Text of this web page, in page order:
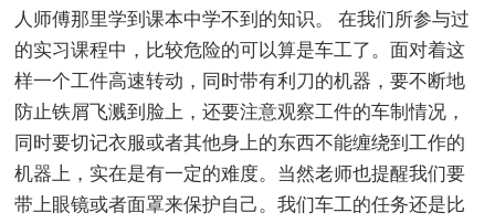
人师傅那里学到课本中学不到的知识。 在我们所参与过
的实习课程中，比较危险的可以算是车工了。面对着这
样一个工件高速转动，同时带有利刀的机器，要不断地
防止铁屑飞溅到脸上，还要注意观察工件的车制情况，
同时要切记衣服或者其他身上的东西不能缠绕到工作的
机器上，实在是有一定的难度。当然老师也提醒我们要
带上眼镜或者面罩来保护自己。我们车工的任务还是比